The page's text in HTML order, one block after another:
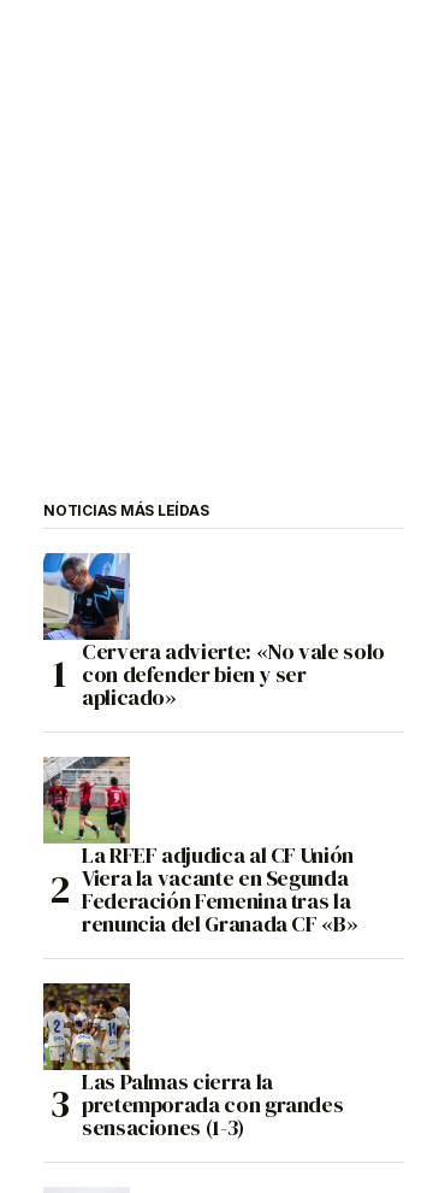
NOTICIAS MÁS LEÍDAS
Cervera advierte: «No vale solo
con defender bien y ser
aplicado»
La RFEF adjudica al CF Unión
Viera la vacante en Segunda
Federación Femenina tras la
renuncia del Granada CF «B»
Las Palmas cierra la
pretemporada con grandes
sensaciones (1-3)